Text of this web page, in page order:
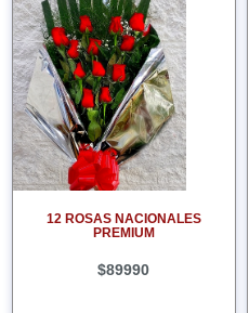
12 ROSAS NACIONALES
PREMIUM
$89990